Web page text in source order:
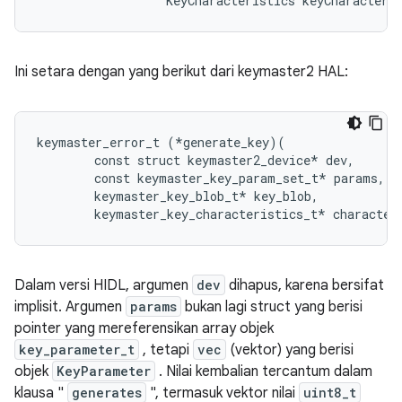
Ini setara dengan yang berikut dari keymaster2 HAL:
keymaster_error_t (*generate_key)(
        const struct keymaster2_device* dev,
        const keymaster_key_param_set_t* params,
        keymaster_key_blob_t* key_blob,
Dalam versi HIDL, argumen dev dihapus, karena bersifat
implisit. Argumen params bukan lagi struct yang berisi
pointer yang mereferensikan array objek
key_parameter_t , tetapi vec (vektor) yang berisi
objek KeyParameter . Nilai kembalian tercantum dalam
klausa " generates ", termasuk vektor nilai uint8_t